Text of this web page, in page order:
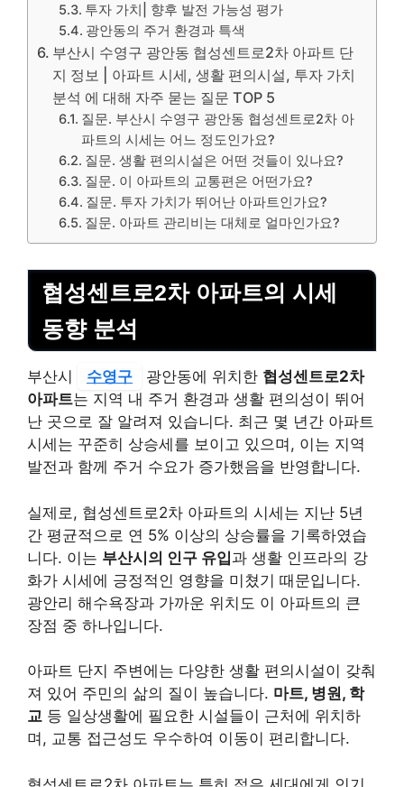
투자 가치| 향후 발전 가능성 평가
광안동의 주거 환경과 특색
부산시 수영구 광안동 협성센트로2차 아파트 단
지 정보 | 아파트 시세, 생활 편의시설, 투자 가치
분석 에 대해 자주 묻는 질문 TOP 5
질문. 부산시 수영구 광안동 협성센트로2차 아
파트의 시세는 어느 정도인가요?
질문. 생활 편의시설은 어떤 것들이 있나요?
질문. 이 아파트의 교통편은 어떤가요?
질문. 투자 가치가 뛰어난 아파트인가요?
질문. 아파트 관리비는 대체로 얼마인가요?
협성센트로2차 아파트의 시세
동향 분석
부산시 수영구 광안동에 위치한 협성센트로2차
아파트는 지역 내 주거 환경과 생활 편의성이 뛰어
난 곳으로 잘 알려져 있습니다. 최근 몇 년간 아파트
시세는 꾸준히 상승세를 보이고 있으며, 이는 지역
발전과 함께 주거 수요가 증가했음을 반영합니다.
실제로, 협성센트로2차 아파트의 시세는 지난 5년
간 평균적으로 연 5% 이상의 상승률을 기록하였습
니다. 이는 부산시의 인구 유입과 생활 인프라의 강
화가 시세에 긍정적인 영향을 미쳤기 때문입니다.
광안리 해수욕장과 가까운 위치도 이 아파트의 큰
장점 중 하나입니다.
아파트 단지 주변에는 다양한 생활 편의시설이 갖춰
져 있어 주민의 삶의 질이 높습니다. 마트, 병원, 학
교 등 일상생활에 필요한 시설들이 근처에 위치하
며, 교통 접근성도 우수하여 이동이 편리합니다.